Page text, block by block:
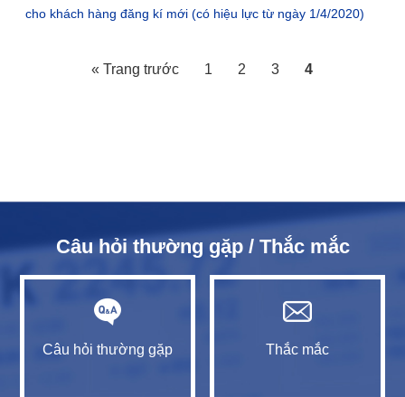
cho khách hàng đăng kí mới (có hiệu lực từ ngày 1/4/2020)
« Trang trước 1 2 3 4
Câu hỏi thường gặp / Thắc mắc
Câu hỏi thường gặp Thắc mắc